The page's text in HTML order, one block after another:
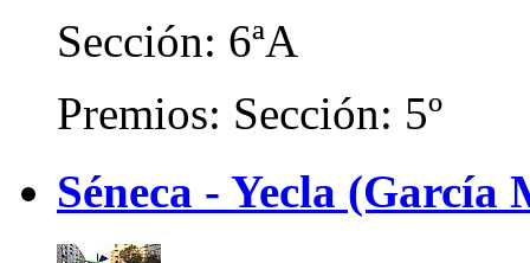
Sección: 6ªA
Premios: Sección: 5º
Séneca - Yecla